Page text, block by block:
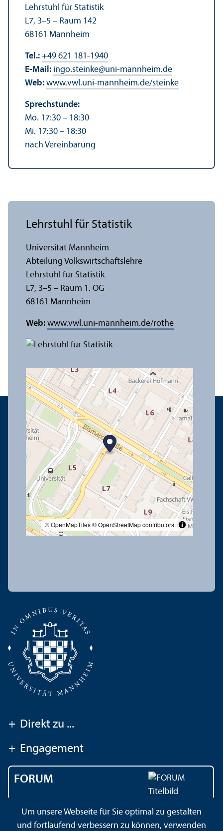
Lehr­stuhl für Statistik
L7, 3–5 – Raum 142
68161 Mannheim
Tel.: +49 621 181-1940
E-Mail: ingo.steinke@uni-mannheim.de
Web: www.vwl.uni-mannheim.de/steinke
Sprechstunde:
Mo. 17:30 – 18:30
Mi. 17:30 – 18:30
nach Vereinbarung
© OpenMapTiles© OpenStreetMap contributors
Lehr­stuhl für Statistik
Universität Mannheim
Abteilung Volkswirtschafts­lehre
Lehr­stuhl für Statistik
L7, 3–5 – Raum 1. OG
68161 Mannheim
Web: www.vwl.uni-mannheim.de/rothe
+ Direkt zu ...
+ Engagement
FORUM
Universität Mannheim
Um unsere Webseite für Sie optimal zu gestalten
und fortlaufend verbessern zu können, verwenden